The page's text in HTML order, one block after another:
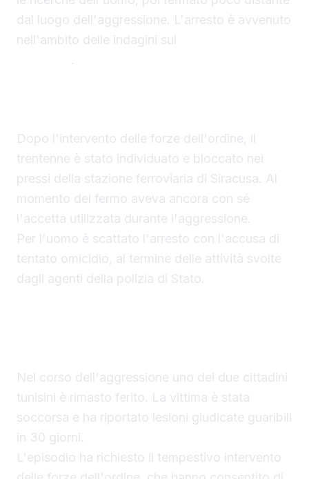
dal luogo dell'aggressione. L'arresto è avvenuto
nell'ambito delle indagini sul
.
Dopo l'intervento delle forze dell'ordine, il
trentenne è stato individuato e bloccato nei
pressi della stazione ferroviaria di Siracusa. Al
momento del fermo aveva ancora con sé
l'accetta utilizzata durante l'aggressione.
Per l'uomo è scattato l'arresto con l'accusa di
tentato omicidio, al termine delle attività svolte
dagli agenti della polizia di Stato.
Nel corso dell'aggressione uno dei due cittadini
tunisini è rimasto ferito. La vittima è stata
soccorsa e ha riportato lesioni giudicate guaribili
in 30 giorni.
L'episodio ha richiesto il tempestivo intervento